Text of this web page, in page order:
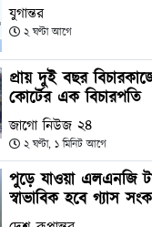
যুগান্তর
২ ঘণ্টা আগে
প্রায় দুই বছর
কোর্টের এক বিচারপতি
জাগো নিউজ ২৪
২ ঘণ্টা, ১ মিনিট আগে
পুড়ে যাওয়া এলএনজি
স্বাভাবিক হবে গ্যাস